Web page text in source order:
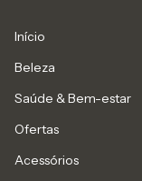
Início
Beleza
Saúde & Bem-estar
Ofertas
Acessórios